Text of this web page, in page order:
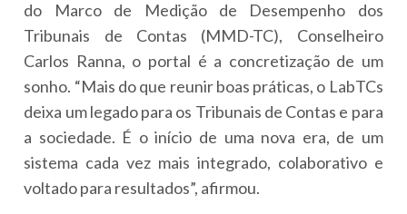
do Marco de Medição de Desempenho dos
Tribunais de Contas (MMD-TC), Conselheiro
Carlos Ranna, o portal é a concretização de um
sonho. “Mais do que reunir boas práticas, o LabTCs
deixa um legado para os Tribunais de Contas e para
a sociedade. É o início de uma nova era, de um
sistema cada vez mais integrado, colaborativo e
voltado para resultados”, afirmou.